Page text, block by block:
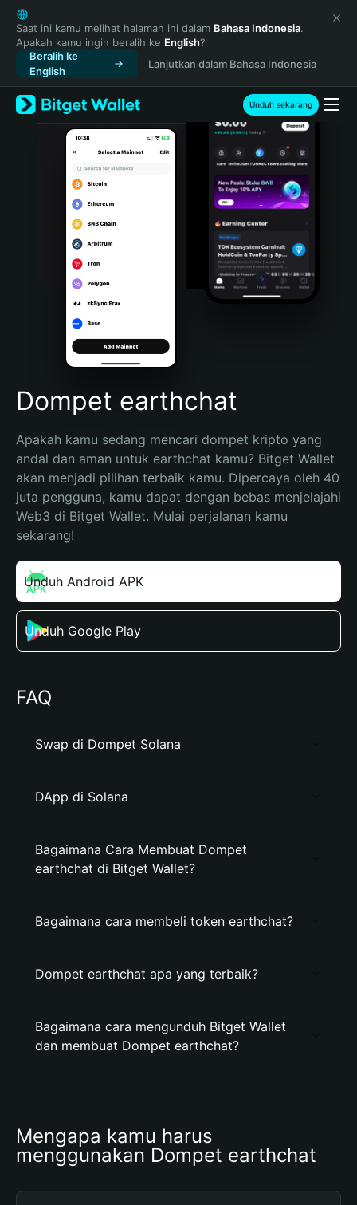
English
日本語
Tiếng Việt
Русский
Español (Latinoamérica)
Türkçe
Italiano
Português (Portugal)
Bahasa Indonesia
Português (Brasil)
Español (Argentina)
Saat ini kamu melihat halaman ini dalam Bahasa Indonesia.
Apakah kamu ingin beralih ke English?
Beralih ke
English
Lanjutkan dalam Bahasa Indonesia
Unduh sekarang
Dompet earthchat
Apakah kamu sedang mencari dompet kripto yang
andal dan aman untuk earthchat kamu? Bitget Wallet
akan menjadi pilihan terbaik kamu. Dipercaya oleh 40
juta pengguna, kamu dapat dengan bebas menjelajahi
Web3 di Bitget Wallet. Mulai perjalanan kamu
sekarang!
Unduh Android APK
Unduh Google Play
FAQ
Swap di Dompet Solana
DApp di Solana
Bagaimana Cara Membuat Dompet
earthchat di Bitget Wallet?
Bagaimana cara membeli token earthchat?
Dompet earthchat apa yang terbaik?
Bagaimana cara mengunduh Bitget Wallet
dan membuat Dompet earthchat?
Mengapa kamu harus
menggunakan Dompet earthchat